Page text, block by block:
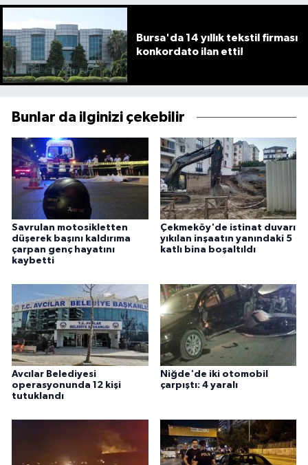
Bursa'da 14 yıllık tekstil firması
konkordato ilan etti!
Bunlar da ilginizi çekebilir
Savrulan motosikletten
düşerek başını kaldırıma
çarpan genç hayatını
kaybetti
Çekmeköy'de istinat duvarı
yıkılan inşaatın yanındaki 5
katlı bina boşaltıldı
Avcılar Belediyesi
operasyonunda 12 kişi
tutuklandı
Niğde'de iki otomobil
çarpıştı: 4 yaralı